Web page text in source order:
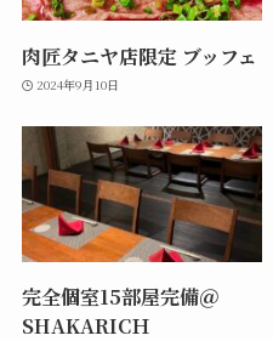
肉匠タニヤ店限定 ブッフェ
2024年9月10日
完全個室15部屋完備＠
SHAKARICＨ